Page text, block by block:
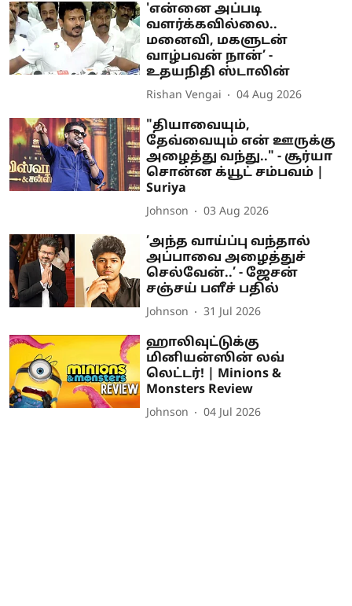
'என்னை அப்படி
வளர்க்கவில்லை..
மனைவி, மகளுடன்
வாழ்பவன் நான்’ -
உதயநிதி ஸ்டாலின்
Rishan Vengai 04 Aug 2026
"தியாவையும்,
தேவ்வையும் என் ஊருக்கு
அழைத்து வந்து.." - சூர்யா
சொன்ன க்யூட் சம்பவம் |
Suriya
Johnson 03 Aug 2026
’அந்த வாய்ப்பு வந்தால்
அப்பாவை அழைத்துச்
செல்வேன்..’ - ஜேசன்
சஞ்சய் பளீச் பதில்
Johnson 31 Jul 2026
ஹாலிவுட்டுக்கு
மினியன்ஸின் லவ்
லெட்டர்! | Minions &
Monsters Review
Johnson 04 Jul 2026